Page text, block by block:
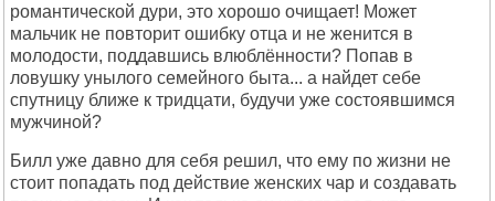
романтической дури, это хорошо очищает! Может
мальчик не повторит ошибку отца и не женится в
молодости, поддавшись влюблённости? Попав в
ловушку унылого семейного быта... а найдет себе
спутницу ближе к тридцати, будучи уже состоявшимся
мужчиной?
Билл уже давно для себя решил, что ему по жизни не
стоит попадать под действие женских чар и создавать